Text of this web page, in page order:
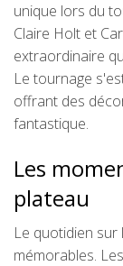
unique lors du
Claire Holt et
extraordinaire
Le tournage
offrant des
fantastique.
Les
plateau
Le quotidien
mémorables.